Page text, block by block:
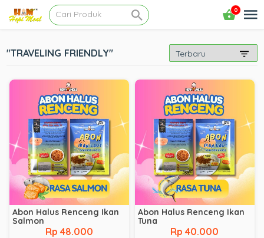
0
"TRAVELING FRIENDLY"
Abon Halus Renceng Ikan
Salmon
Rp 48.000
Abon Halus Renceng Ikan
Tuna
Rp 40.000